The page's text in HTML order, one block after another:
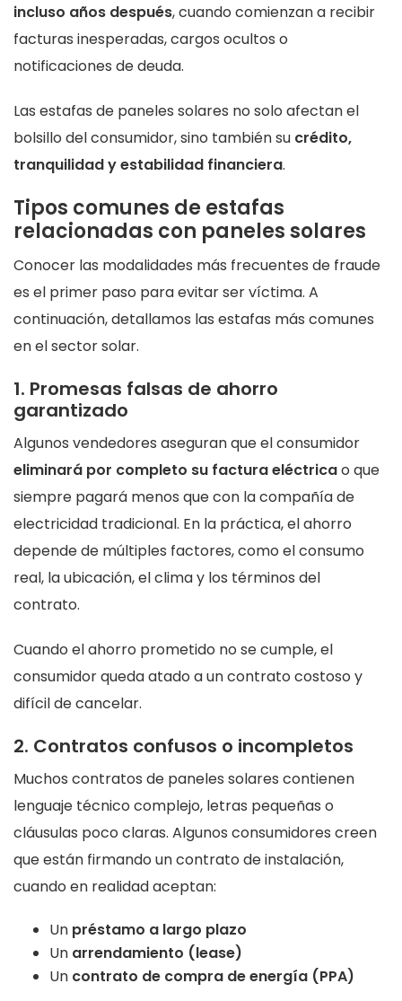
incluso años después, cuando comienzan a recibir
facturas inesperadas, cargos ocultos o
notificaciones de deuda.
Las estafas de paneles solares no solo afectan el
bolsillo del consumidor, sino también su crédito,
tranquilidad y estabilidad financiera.
Tipos comunes de estafas
relacionadas con paneles solares
Conocer las modalidades más frecuentes de fraude
es el primer paso para evitar ser víctima. A
continuación, detallamos las estafas más comunes
en el sector solar.
1. Promesas falsas de ahorro
garantizado
Algunos vendedores aseguran que el consumidor
eliminará por completo su factura eléctricao que
siempre pagará menos que con la compañía de
electricidad tradicional. En la práctica, el ahorro
depende de múltiples factores, como el consumo
real, la ubicación, el clima y los términos del
contrato.
Cuando el ahorro prometido no se cumple, el
consumidor queda atado a un contrato costoso y
difícil de cancelar.
2. Contratos confusos o incompletos
Muchos contratos de paneles solares contienen
lenguaje técnico complejo, letras pequeñas o
cláusulas poco claras. Algunos consumidores creen
que están firmando un contrato de instalación,
cuando en realidad aceptan:
Un préstamo a largo plazo
Un arrendamiento (lease)
Un contrato de compra de energía (PPA)